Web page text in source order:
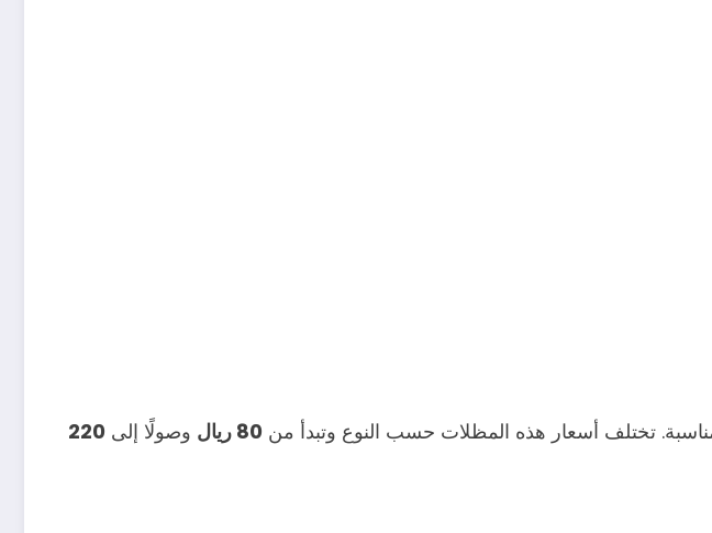
مناسبة. تختلف أسعار هذه المظلات حسب النوع وتبدأ من 80 ريال وصولًا إلى 220